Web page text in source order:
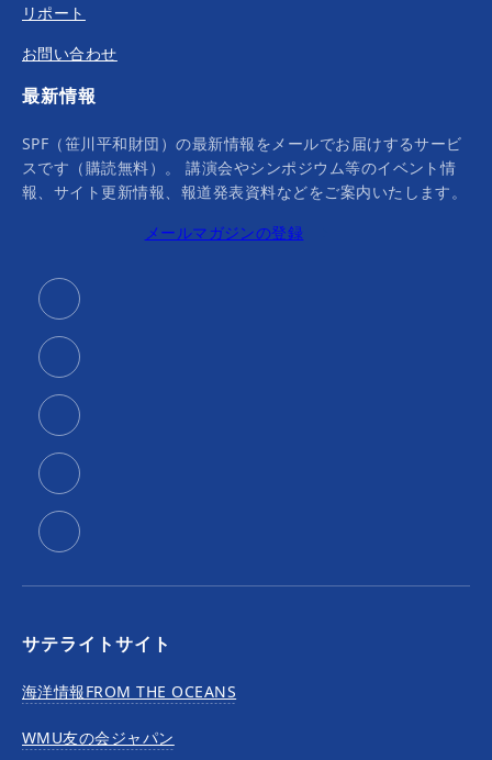
リポート
お問い合わせ
最新情報
SPF（笹川平和財団）の最新情報をメールでお届けするサービ
スです（購読無料）。 講演会やシンポジウム等のイベント情
報、サイト更新情報、報道発表資料などをご案内いたします。
メールマガジンの登録
サテライトサイト
海洋情報FROM THE OCEANS
WMU友の会ジャパン